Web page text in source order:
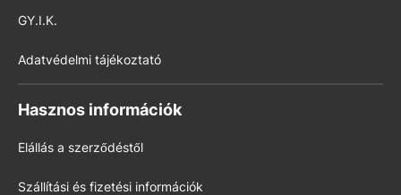
GY.I.K.
Adatvédelmi tájékoztató
Hasznos információk
Elállás a szerződéstől
Szállítási és fizetési információk